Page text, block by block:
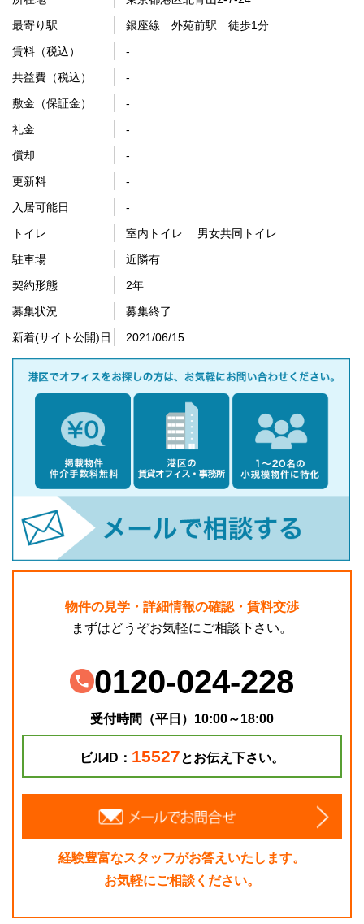
最寄り駅
銀座線 外苑前駅 徒歩1分
賃料（税込）
-
共益費（税込）
-
敷金（保証金）
-
礼金
-
償却
-
更新料
-
入居可能日
-
トイレ
室内トイレ 男女共同トイレ
駐車場
近隣有
契約形態
2年
募集状況
募集終了
新着(サイト公開)日
2021/06/15
物件の見学・詳細情報の確認・賃料交渉
まずはどうぞお気軽にご相談下さい。
0120-024-228
受付時間（平日）10:00～18:00
ビルID： 15527とお伝え下さい。
経験豊富なスタッフがお答えいたします。
お気軽にご相談ください。